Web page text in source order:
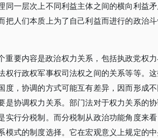
同一层次上不同利益主体之间的横向利益
把人们本质上为了自己利益而进行的政治
重要内容是政治权力关系，包括执政党权
权行政权军事权司法权之间的关系等等。
度，协调的方式可能互有差异，因而形成
是协调权力关系。部门法对于权力关系的
实行分税制。而分税制从政治功能角度来
模式的制度选择。它在宏观意义上规定的